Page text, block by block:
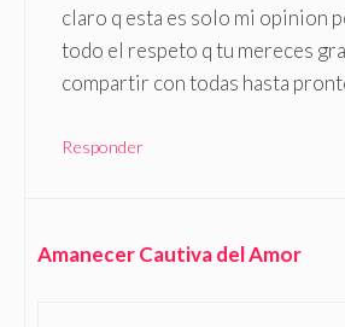
claro q esta es solo mi opinion
todo el respeto q tu mereces
compartir con todas hasta
Responder
Amanecer Cautiva del Amor